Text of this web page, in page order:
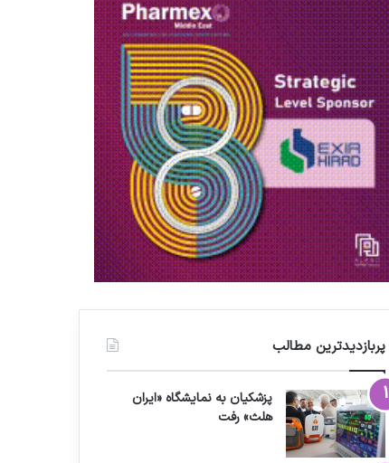
پربازدیدترین مطالب
پزشکیان به نمایشگاه «ایران
هلث» رفت